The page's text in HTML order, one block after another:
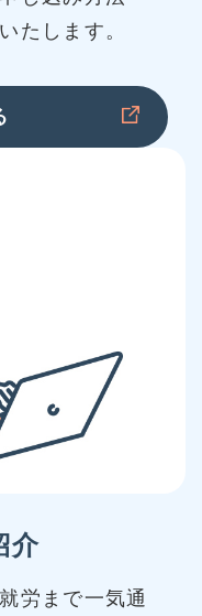
たします。
介
労まで一気通